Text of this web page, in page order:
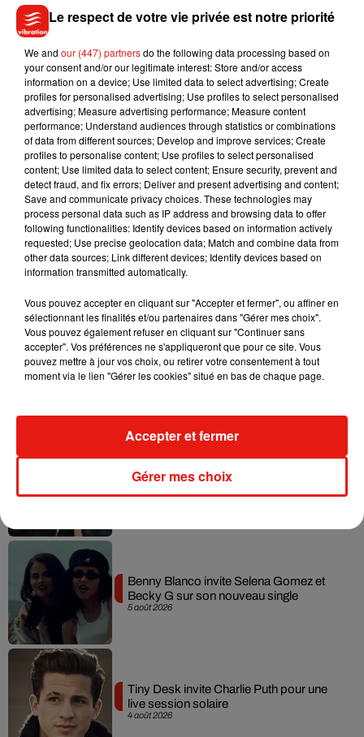
(Avec AFP)
Musique
7 août 2026
Julien Lieb s’essaye à la vie de chatelain
dans son nouveau clip
Madonna sort enfin le remix de « Love
Sensation » avec Kylie Minogue
Tayc et Didi B dévoilent le single le plus
dansant de l’année
7 août 2026
Angèle et Amélie Lens dévoilent leur
5 août 2026
Benny Blanco invite Selena Gomez et
Becky G sur son nouveau single
4 août 2026
Tiny Desk invite Charlie Puth pour une
live session solaire
Le respect de votre vie privée est notre priorité
We and our (447) partnersdo the following data processing based on
your consent and/or our legitimate interest: Store and/or access
information on a device; Use limited data to select advertising; Create
profiles for personalised advertising; Use profiles to select personalised
advertising; Measure advertising performance; Measure content
performance; Understand audiences through statistics or combinations
of data from different sources; Develop and improve services; Create
profiles to personalise content; Use profiles to select personalised
content; Use limited data to select content; Ensure security, prevent and
detect fraud, and fix errors; Deliver and present advertising and content;
Save and communicate privacy choices. These technologies may
process personal data such as IP address and browsing data to offer
following functionalities: Identify devices based on information actively
requested; Use precise geolocation data; Match and combine data from
other data sources; Link different devices; Identify devices based on
information transmitted automatically.
Vous pouvez accepter en cliquant sur "Accepter et fermer", ou affiner en
sélectionnant les finalités et/ou partenaires dans "Gérer mes choix".
Vous pouvez également refuser en cliquant sur "Continuer sans
accepter". Vos préférences ne s'appliqueront que pour ce site. Vous
pouvez mettre à jour vos choix, ou retirer votre consentement à tout
moment via le lien "Gérer les cookies" situé en bas de chaque page.
Gérer mes choix
Accepter et fermer